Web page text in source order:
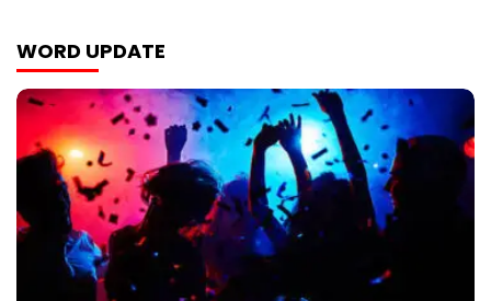
WORD UPDATE